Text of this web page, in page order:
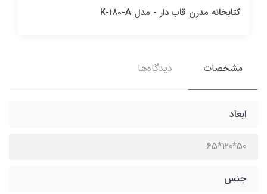
کتابخانه مدرن قاب دار - مدل K-180-A
مشخصات دیدگاه‌ها
ابعاد
50*120*65
جنس